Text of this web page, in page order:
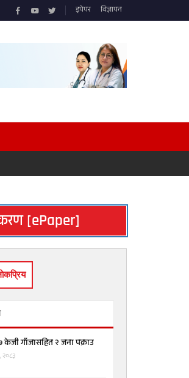
इपेपर विज्ञापन
[ePaper]
गाँजासहित २ जना पक्राउ
२०८३